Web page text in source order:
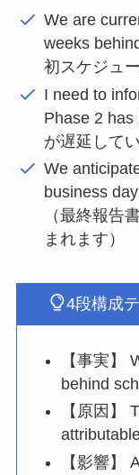
We are
weeks
初スケジュ
I need to
Phase 2 has
が遅延して
We
business
（最終報告
まれます）
4段構成
【事実】
behind
【原因】
【影響】